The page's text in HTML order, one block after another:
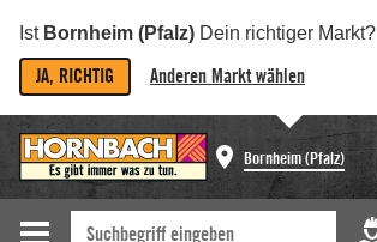
Ist Bornheim (Pfalz) Dein richtiger Markt?
JA, RICHTIG Anderen Markt wählen
Bornheim (Pfalz)